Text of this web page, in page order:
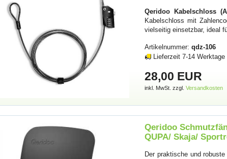
Qeridoo Kabelschloss
Kabelschloss mit
vielseitig einsetzbar, ideal
Artikelnummer:qdz-106
Lieferzeit 7-14 Werktage
28,00 EUR
inkl. MwSt. zzgl.Versandkosten
Qeridoo
QUPA/ Skaja/
Der praktische und